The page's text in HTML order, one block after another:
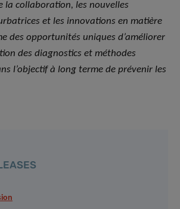
la collaboration, les nouvelles
et les innovations en matière
des opportunités uniques d’améliorer
des diagnostics et méthodes
l’objectif à long terme de prévenir les